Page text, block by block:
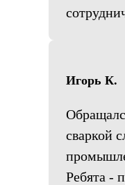
Игорь К.
сваркой
Ребята -